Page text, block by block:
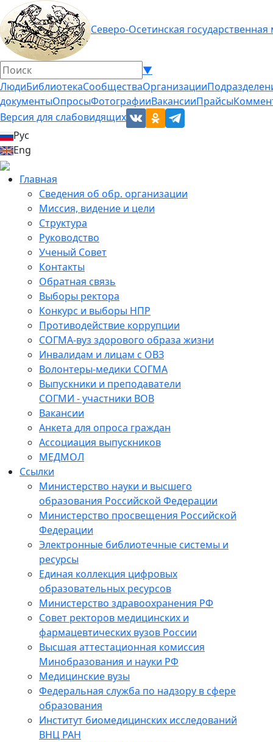
Северо-Осетинская
▼
ЛюдиБиблиотекаСообществаОрганизации
документыОпросыФотографииВакансииПрайсы
Версия для слабовидящих
Рус
Eng
Главная
Сведения об обр. организации
Миссия, видение и цели
Структура
Руководство
Ученый Совет
Контакты
Обратная связь
Выборы ректора
Конкурс и выборы НПР
Противодействие коррупции
СОГМА-вуз здорового образа жизни
Инвалидам и лицам с ОВЗ
Волонтеры-медики СОГМА
Выпускники и преподаватели
СОГМИ - участники ВОВ
Вакансии
Анкета для опроса граждан
Ассоциация выпускников
МЕДМОЛ
Ссылки
Министерство науки и высшего
образования Российской Федерации
Министерство просвещения Российской
Федерации
Электронные библиотечные системы и
ресурсы
Единая коллекция цифровых
образовательных ресурсов
Министерство здравоохранения РФ
Совет ректоров медицинских и
фармацевтических вузов России
Высшая аттестационная комиссия
Минобразования и науки РФ
Медицинские вузы
Федеральная служба по надзору в сфере
образования
Институт биомедицинских исследований
ВНЦ РАН